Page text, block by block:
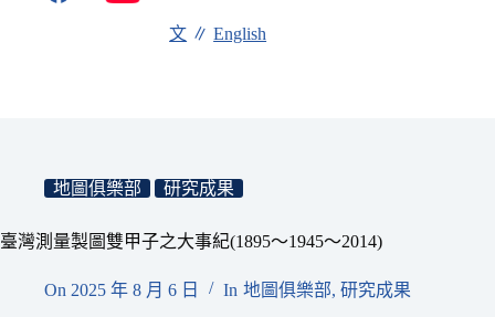
文 ∥English
地圖俱樂部 研究成果
臺灣測量製圖雙甲子之大事紀(1895〜1945〜2014)
On 2025 年 8 月 6 日 In 地圖俱樂部, 研究成果